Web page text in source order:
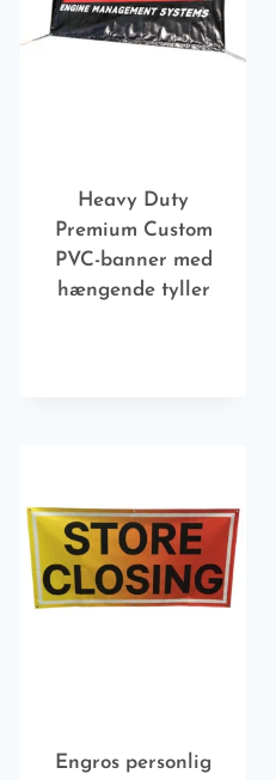
Heavy Duty
Premium Custom
PVC-banner med
hængende tyller
Engros personlig